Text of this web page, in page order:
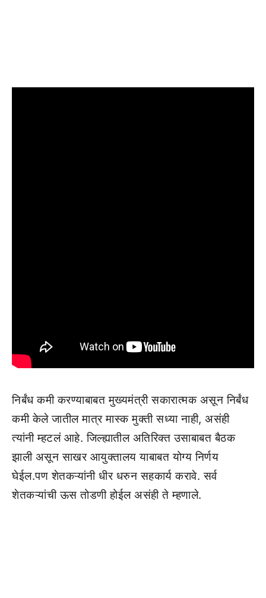
निर्बंध कमी करण्याबाबत मुख्यमंत्री सकारात्मक असून निर्बंध
कमी केले जातील मात्र मास्क मुक्ती सध्या नाही, असंही
त्यांनी म्हटलं आहे. जिल्ह्यातील अतिरिक्त उसाबाबत बैठक
झाली असून साखर आयुक्तालय याबाबत योग्य निर्णय
घेईल.पण शेतकऱ्यांनी धीर धरुन सहकार्य करावे. सर्व
शेतकऱ्यांची ऊस तोडणी होईल असंही ते म्हणाले.